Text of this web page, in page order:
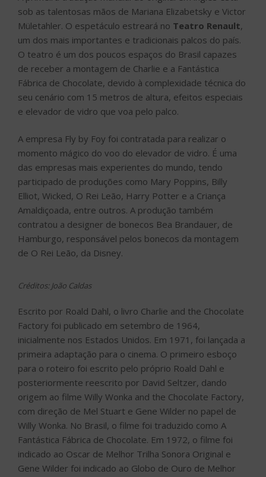
sob as talentosas mãos de Mariana Elizabetsky e Victor
Mületahler. O espetáculo estreará no Teatro Renault,
um dos mais importantes e tradicionais palcos do país.
O teatro é um dos poucos espaços do Brasil capazes
de receber a montagem de Charlie e a Fantástica
Fábrica de Chocolate, devido à complexidade técnica do
seu cenário com 15 metros de altura, efeitos especiais
e elevador de vidro que voa pelo palco.
A empresa Fly by Foy foi contratada para realizar o
momento mágico do voo do elevador de vidro. É uma
das empresas mais experientes do mundo, tendo
participado de produções como Mary Poppins, Billy
Elliot, Wicked, O Rei Leão, Harry Potter e a Criança
Amaldiçoada, entre outros. A produção também
contratou a designer de bonecos Bea Brandauer, de
Hamburgo, responsável pelos bonecos da montagem
de O Rei Leão, da Disney.
Créditos: João Caldas
Escrito por Roald Dahl, o livro Charlie and the Chocolate
Factory foi publicado em setembro de 1964,
inicialmente nos Estados Unidos. Em 1971, foi lançada a
primeira adaptação para o cinema. O primeiro esboço
para o roteiro foi escrito pelo próprio Roald Dahl e
posteriormente reescrito por David Seltzer, dando
origem ao filme Willy Wonka and the Chocolate Factory,
com direção de Mel Stuart e Gene Wilder no papel de
Willy Wonka. No Brasil, o filme foi traduzido como A
Fantástica Fábrica de Chocolate. Em 1972, o filme foi
indicado ao Oscar de Melhor Trilha Sonora Original e
Gene Wilder foi indicado ao Globo de Ouro de Melhor